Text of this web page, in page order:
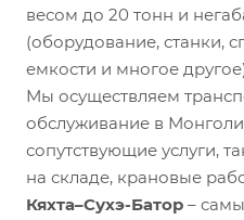
весом до 20 тонн и
(оборудование, станки,
емкости и многое
Мы осуществляем
обслуживание в
сопутствующие услуги,
на складе, крановые
Кяхта–Сухэ-Батор –